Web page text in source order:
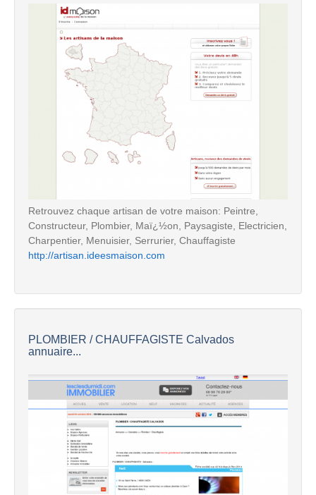
Retrouvez chaque artisan de votre maison: Peintre,
Constructeur, Plombier, Maï¿½on, Paysagiste, Electricien,
Charpentier, Menuisier, Serrurier, Chauffagiste
http://artisan.ideesmaison.com
PLOMBIER / CHAUFFAGISTE Calvados
annuaire...